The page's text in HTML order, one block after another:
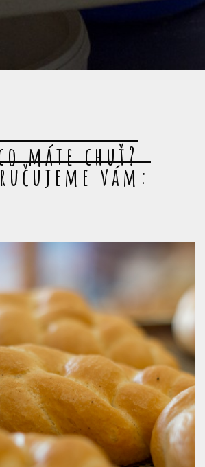
máte chuť?
vám: